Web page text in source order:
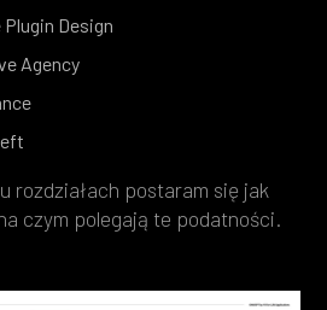
Design
Agency
rozdziałach postaram się jak
czym polegają te podatności.